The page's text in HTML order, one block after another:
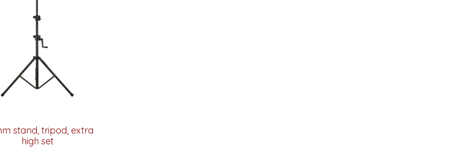
stand, tripod, extra
high set